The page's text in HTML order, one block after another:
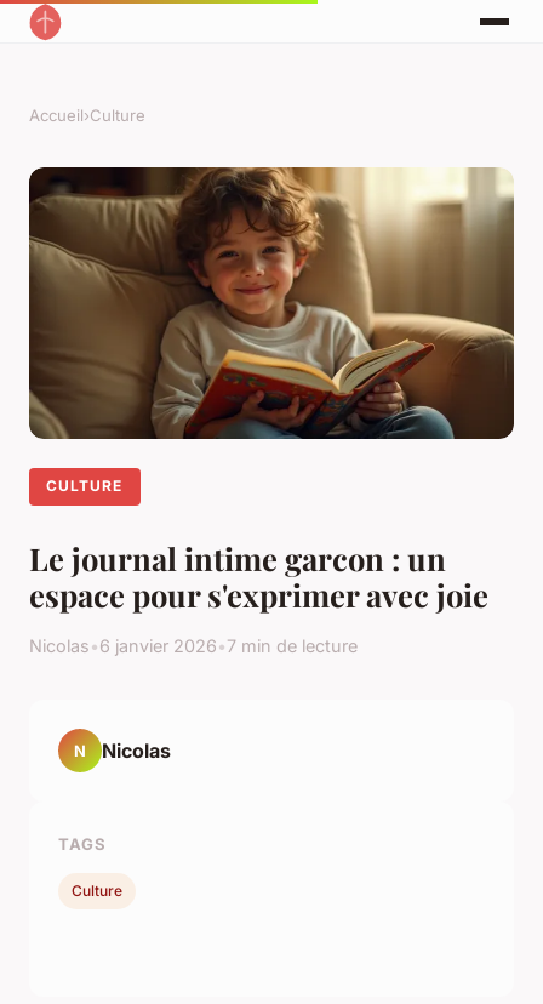
Accueil›Culture
CULTURE
Le journal intime garcon : un
espace pour s'exprimer avec joie
Nicolas•6 janvier 2026•7 min de lecture
N Nicolas
TAGS
Culture